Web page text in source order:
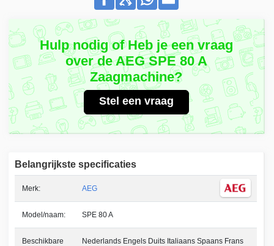
Hulp nodig of Heb je een vraag
over de AEG SPE 80 A
Zaagmachine?
Stel een vraag
Belangrijkste specificaties
Merk: AEG
Model/naam: SPE 80 A
Beschikbare
Nederlands Engels Duits Italiaans Spaans Frans